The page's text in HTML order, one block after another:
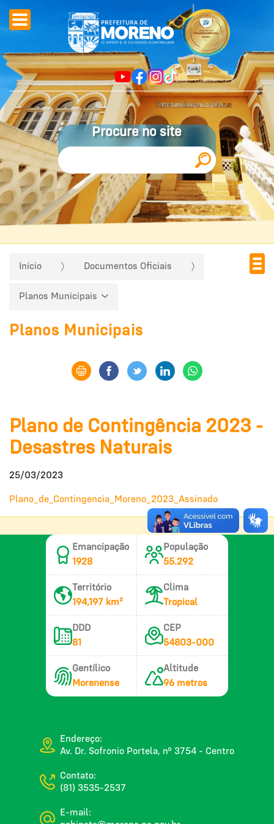
Procure no site
Início Documentos Oficiais
Planos Municipais
Planos Municipais
Plano de Contingência 2023 -
Desastres Naturais
25/03/2023
Plano_de_Contingencia_Moreno_2023_Assinado
Emancipação
1928
População
55.292
Território
194,197 km²
Clima
Tropical
DDD
81
CEP
54803-000
Gentílico
Morenense
Altitude
96 metros
Endereço:
Av. Dr. Sofronio Portela, nº 3754 - Centro
Contato:
(81) 3535-2537
E-mail: